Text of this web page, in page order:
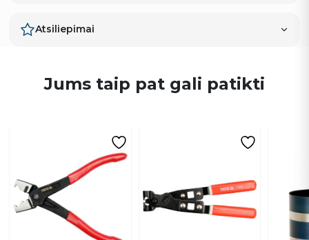
Atsiliepimai
Jums taip pat gali patikti